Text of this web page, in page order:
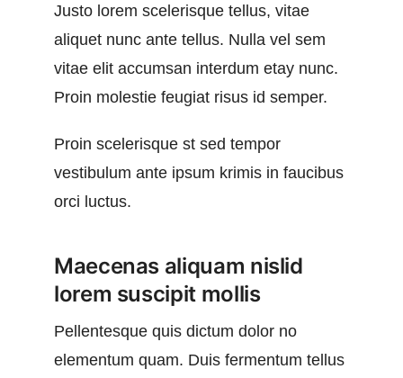
Justo lorem scelerisque tellus, vitae
aliquet nunc ante tellus. Nulla vel sem
vitae elit accumsan interdum etay nunc.
Proin molestie feugiat risus id semper.
Proin scelerisque st sed tempor
vestibulum ante ipsum krimis in faucibus
orci luctus.
Maecenas aliquam nislid
lorem suscipit mollis
Pellentesque quis dictum dolor no
elementum quam. Duis fermentum tellus